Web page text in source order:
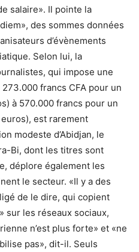
salaire». Il pointe la
des sommes données
d’évènements
Selon lui, la
qui impose une
francs CFA pour un
à 570.000 francs pour un
est rarement
modeste d’Abidjan, le
Bi, dont les titres sont
déplore également les
le secteur. «Il y a des
de le dire, qui copient
sur les réseaux sociaux,
n’est plus forte» et «ne
pas», dit-il. Seuls